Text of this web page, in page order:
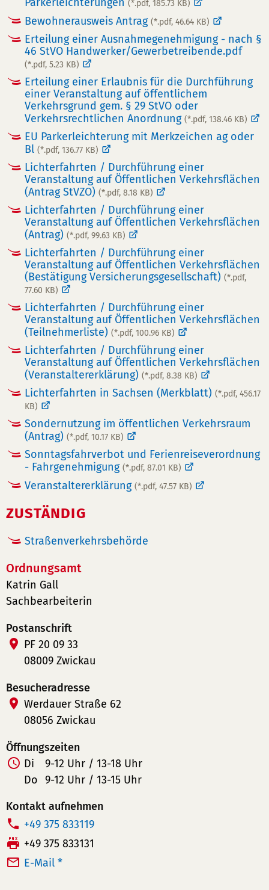
(*.pdf, 185.73 KB)
Bewohnerausweis Antrag (*.pdf, 46.64 KB)
Erteilung einer Ausnahmegenehmigung - nach §
46 StVO Handwerker/Gewerbetreibende.pdf
(*.pdf, 5.23 KB)
Erteilung einer Erlaubnis für die Durchführung
einer Veranstaltung auf öffentlichem
Verkehrsgrund gem. § 29 StVO oder
Verkehrsrechtlichen Anordnung (*.pdf, 138.46 KB)
EU Parkerleichterung mit Merkzeichen ag oder
Bl (*.pdf, 136.77 KB)
Lichterfahrten / Durchführung einer
Veranstaltung auf Öffentlichen Verkehrsflächen
(Antrag StVZO) (*.pdf, 8.18 KB)
Lichterfahrten / Durchführung einer
Veranstaltung auf Öffentlichen Verkehrsflächen
(Antrag) (*.pdf, 99.63 KB)
Lichterfahrten / Durchführung einer
Veranstaltung auf Öffentlichen Verkehrsflächen
(Bestätigung Versicherungsgesellschaft) (*.pdf,
77.60 KB)
Lichterfahrten / Durchführung einer
Veranstaltung auf Öffentlichen Verkehrsflächen
(Teilnehmerliste) (*.pdf, 100.96 KB)
Lichterfahrten / Durchführung einer
Veranstaltung auf Öffentlichen Verkehrsflächen
(Veranstaltererklärung) (*.pdf, 8.38 KB)
Lichterfahrten in Sachsen (Merkblatt) (*.pdf, 456.17
KB)
Sondernutzung im öffentlichen Verkehrsraum
(Antrag) (*.pdf, 10.17 KB)
Sonntagsfahrverbot und Ferienreiseverordnung
- Fahrgenehmigung (*.pdf, 87.01 KB)
Veranstaltererklärung (*.pdf, 47.57 KB)
ZUSTÄNDIG
Straßenverkehrsbehörde
Ordnungsamt
Katrin Gall
Sachbearbeiterin
Postanschrift
PF 20 09 33
08009 Zwickau
Besucheradresse
Werdauer Straße 62
08056 Zwickau
Öffnungszeiten
Di
9-12 Uhr / 13-18 Uhr
Do 9-12 Uhr / 13-15 Uhr
Kontakt aufnehmen
T
e
l
+49 375 833119
F
a
+49 375 833131
E-Mail *